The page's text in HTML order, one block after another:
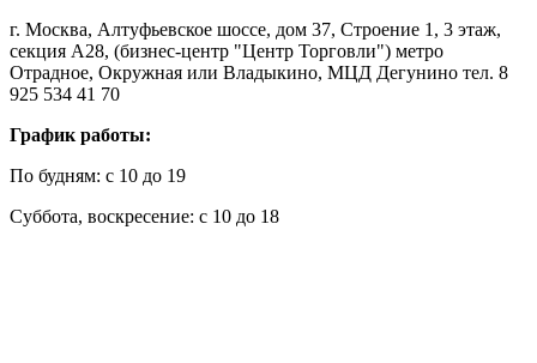
г. Москва, Алтуфьевское шоссе, дом 37, Строение 1, 3 этаж,
секция А28, (бизнес-центр "Центр Торговли") метро
Отрадное, Окружная или Владыкино, МЦД Дегунино тел. 8
925 534 41 70
График работы:
По будням: с 10 до 19
Суббота, воскресение: с 10 до 18